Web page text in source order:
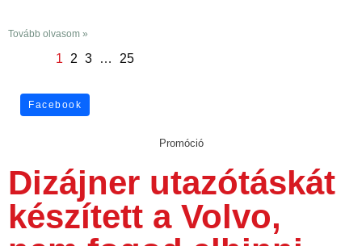
Tovább olvasom »
1 2 3 … 25
Facebook
Promóció
Dizájner utazótáskát
készített a Volvo,